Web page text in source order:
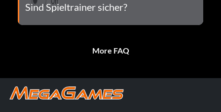
Sind Spieltrainer sicher?
More FAQ